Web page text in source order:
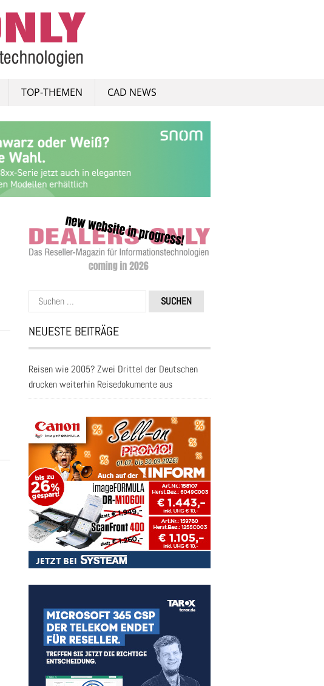
TOP-THEMEN CAD NEWS
Suchen
nach:
NEUESTE BEITRÄGE
Reisen wie 2005? Zwei Drittel der Deutschen
drucken weiterhin Reisedokumente aus